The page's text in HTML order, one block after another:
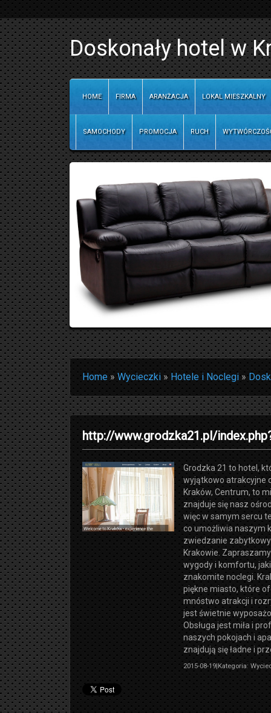
Doskonały hotel w
HOME FIRMA ARANŻACJA LOKAL MIESZKALNY
SAMOCHODY PROMOCJA RUCH
Home»Wycieczki » Hotele i Noclegi»
http://www.grodzka21.pl/
Grodzka 21 to hotel,
wyjątkowo atrakcyjne
Kraków, Centrum, to
znajduje się nasz
więc w samym sercu
co umożliwia naszym
zwiedzanie
Krakowie.
wygody i komfortu,
znakomite noclegi.
piękne miasto, które
mnóstwo atrakcji i
jest świetnie
Obsługa jest miła i
naszych pokojach i
znajdują się ładne i
2015-08-19 Kategoria: